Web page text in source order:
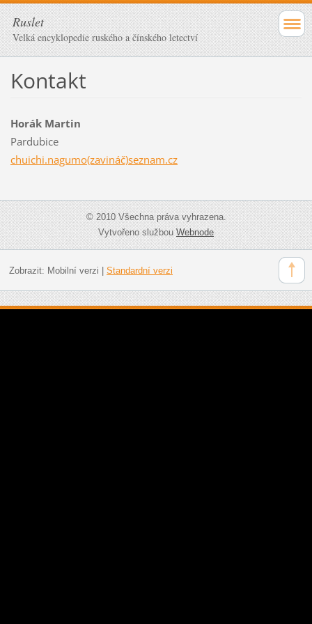
Ruslet
Velká encyklopedie ruského a čínského letectví
Kontakt
Horák Martin
Pardubice
chuichi.nagumo(zavináč)seznam.cz
© 2010 Všechna práva vyhrazena.
Vytvořeno službouWebnode
Zobrazit: Mobilní verzi Standardní verzi